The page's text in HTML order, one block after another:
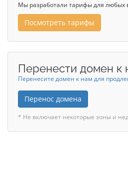
Мы разработали тарифы для любых
Посмотреть тарифы
Перенести домен к
Перенесите домен к нам для
Перенос домена
* Не включает некоторые зоны и